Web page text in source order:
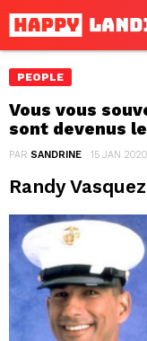
PEOPLE
Vous vous
sont devenus
PAR SANDRINE 15 JAN 2020,
Randy Vasquez